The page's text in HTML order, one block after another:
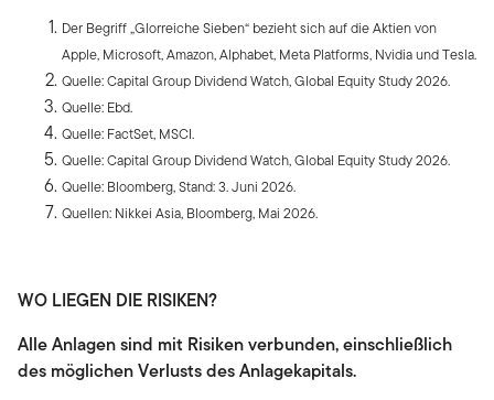
Der Begriff „Glorreiche Sieben“ bezieht sich auf die Aktien von
Apple, Microsoft, Amazon, Alphabet, Meta Platforms, Nvidia und Tesla.
Quelle: Capital Group Dividend Watch, Global Equity Study 2026.
Quelle: Ebd.
Quelle: FactSet, MSCI.
Quelle: Capital Group Dividend Watch, Global Equity Study 2026.
Quelle: Bloomberg, Stand: 3. Juni 2026.
Quellen: Nikkei Asia, Bloomberg, Mai 2026.
WO LIEGEN DIE RISIKEN?
Alle Anlagen sind mit Risiken verbunden, einschließlich
des möglichen Verlusts des Anlagekapitals.